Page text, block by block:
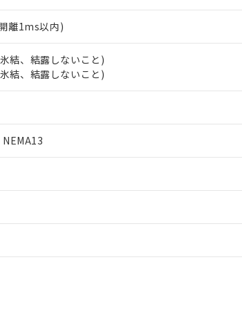
離1ms以内)
結、結露しないこと)
結、結露しないこと)